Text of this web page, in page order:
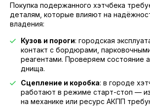
Покупка подержанного хэтчбека
деталям, которые влияют на
владения:
Кузов и пороги: городская
контакт с бордюрами,
реагентами. Проверяем состояние
днища.
Сцепление и коробка: в городе
работают в режиме старт-стоп —
на механике или ресурс АКПП